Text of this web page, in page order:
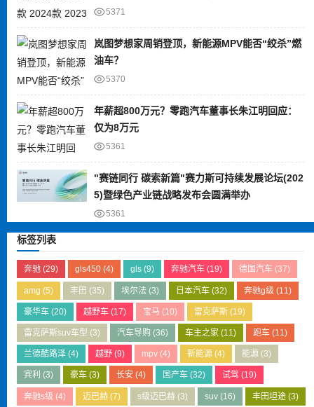
限时优惠 目前80万元起售
5371
岚图梦想家周销登顶，新能源MPV能否“绞杀”燃
油车？
5370
年薪超800万元？零跑汽车董事长朱江明回应：
仅为8万元
5361
"赛链同行 碳索新篇"赛力斯可持续发展论坛(202
5)暨绿色产业链战略发布会圆满举办
5361
标签列表
奔驰(29) gls450(4) gls (9) 奔驰汽车 (19) 德国汽车 (37)
amg (5) 丰田 (35) 埃尔法 (3) 日本汽车 (32) 奔驰g级 (11)
豪华车(20) 越野车(17) 宝马 (10) 雷克萨斯 (19)
雷克萨斯suv车型 (3) 汽车导购 (36) 车主之家 (11) 跑车 (11)
兰德酷路泽(4) 越野(9) mpv (4) 新能源 (4) 能源 (3)
宾利 (3) 豪车(3) 长安 (4) 国产车 (32) 试驾 (19)
奔驰s级 (4) 迈巴赫(7) s级迈巴赫 (3) suv (16) 丰田坦途 (3)